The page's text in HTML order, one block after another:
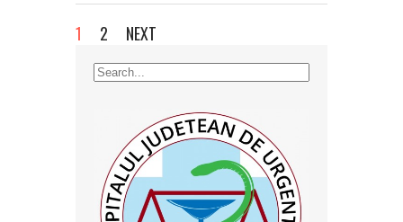
1 2 NEXT